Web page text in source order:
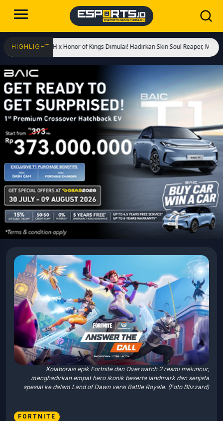
HIGHLIGHT
x Honor of Kings Dimulai! Hadirkan Skin Soul Reaper, Mode Khusus,
Kolaborasi epik Fortnite dan Overwatch 2 resmi meluncur,
menghadirkan empat hero ikonik beserta landmark dan senjata
spesial ke dalam Land of Dawn versi Battle Royale. (Foto Blizzard)
FORTNITE